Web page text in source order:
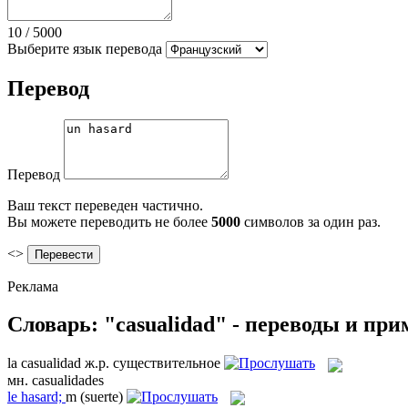
10 / 5000
Выберите язык перевода
Перевод
Перевод
Ваш текст переведен частично.
Вы можете переводить не более 5000 символов за один раз.
<>
Реклама
Словарь: "casualidad" - переводы и
la casualidad ж.р. существительное
мн. casualidades
le hasard; m (suerte)